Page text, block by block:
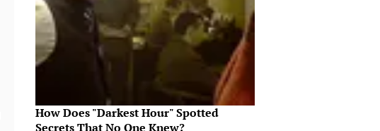
How Does "Darkest Hour" Spotted
Secrets That No One Knew?